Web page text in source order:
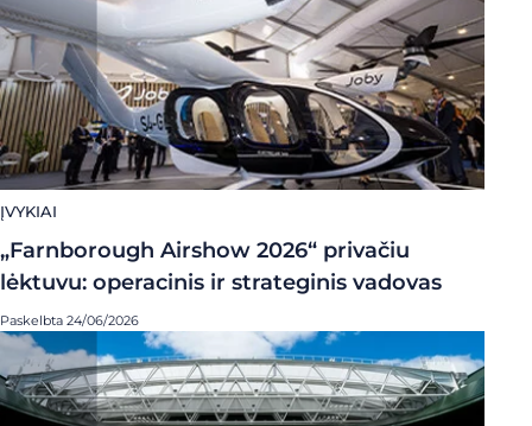
ĮVYKIAI
„Farnborough Airshow 2026“ privačiu
lėktuvu: operacinis ir strateginis vadovas
Paskelbta 24/06/2026